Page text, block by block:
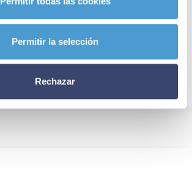
Permitir la selección
Rechazar